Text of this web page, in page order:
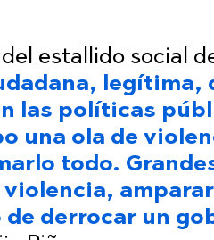
estallido social
legítima,
las políticas
una ola de
todo.
derrocar un